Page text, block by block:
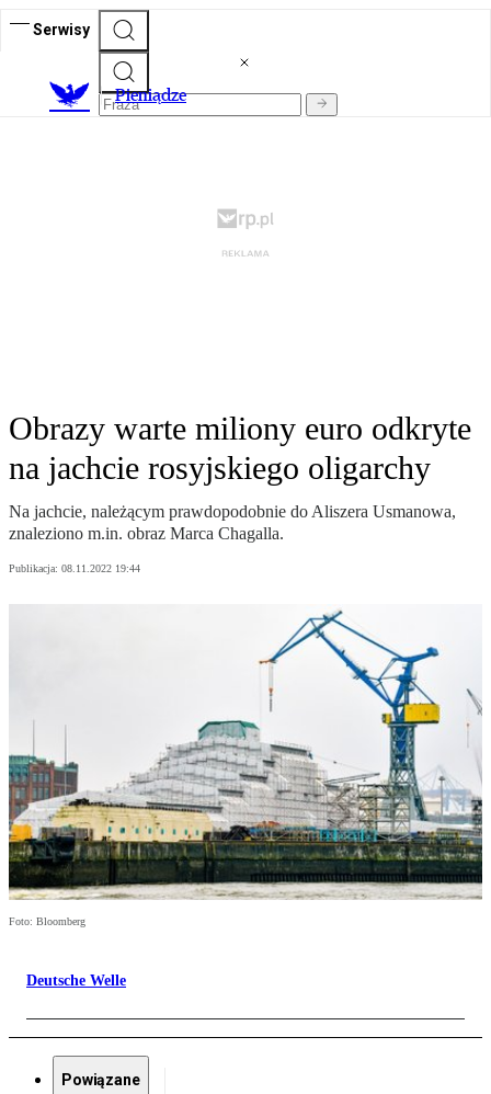
Serwisy
Pieniądze
Obrazy warte miliony euro odkryte
na jachcie rosyjskiego oligarchy
Na jachcie, należącym prawdopodobnie do Aliszera Usmanowa,
znaleziono m.in. obraz Marca Chagalla.
Publikacja: 08.11.2022 19:44
Foto: Bloomberg
Deutsche Welle
Powiązane